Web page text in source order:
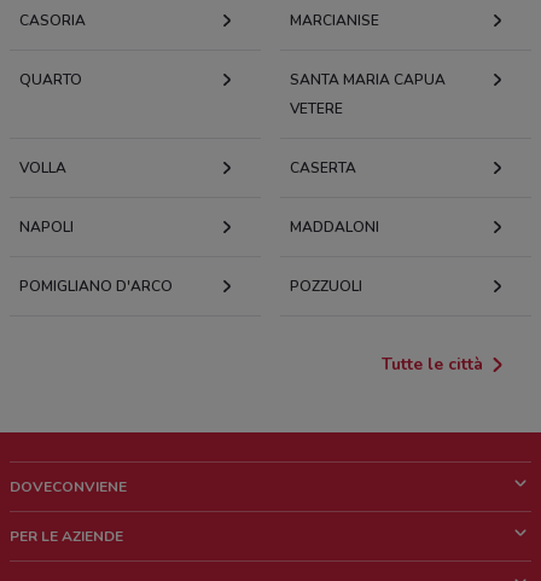
CASORIA MARCIANISE
QUARTO
SANTA MARIA CAPUA
VETERE
VOLLA CASERTA
NAPOLI MADDALONI
POMIGLIANO D'ARCO POZZUOLI
Tutte le città
DOVECONVIENE
Chi siamo
PER LE AZIENDE